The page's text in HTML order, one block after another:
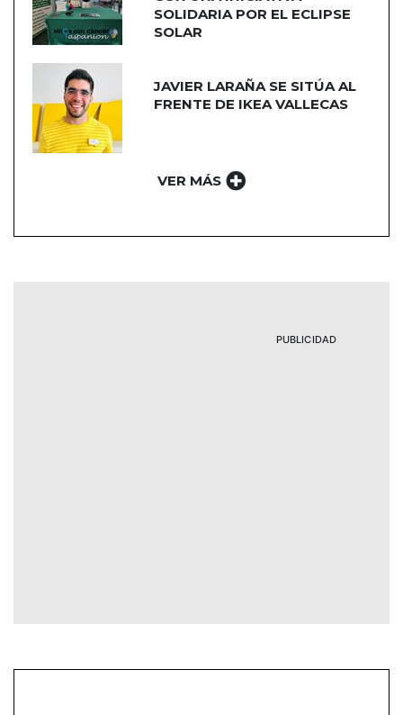
SOLIDARIA POR EL ECLIPSE
SOLAR
JAVIER LARAÑA SE SITÚA AL
FRENTE DE IKEA VALLECAS
VER MÁS
PUBLICIDAD